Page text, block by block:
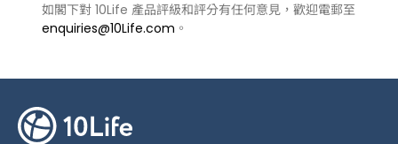
如閣下對 10Life 產品評級和評分有任何意見，歡迎電郵至
enquiries@10Life.com 。